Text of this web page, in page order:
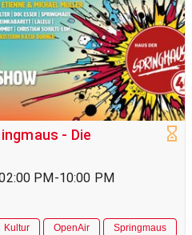
- Die
PM-10:00 PM
Kultur OpenAir
Springmaus